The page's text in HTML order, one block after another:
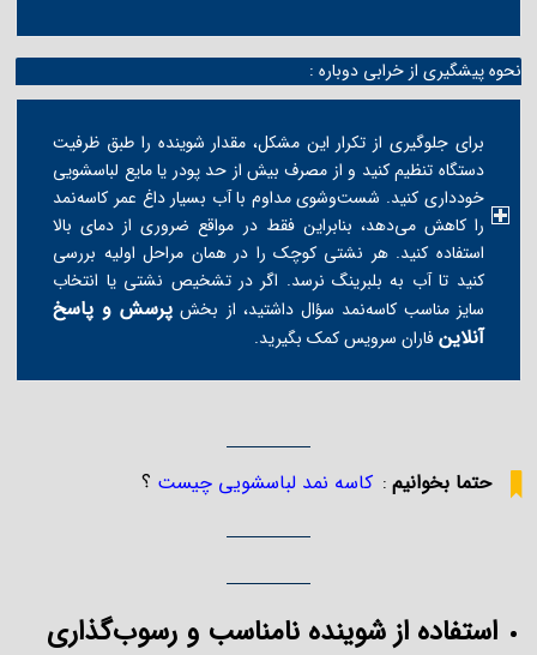
نحوه پیشگیری از خرابی دوباره :
برای جلوگیری از تکرار این مشکل، مقدار شوینده را طبق ظرفیت
دستگاه تنظیم کنید و از مصرف بیش از حد پودر یا مایع لباسشویی
خودداری کنید. شست‌وشوی مداوم با آب بسیار داغ عمر کاسه‌نمد
را کاهش می‌دهد، بنابراین فقط در مواقع ضروری از دمای بالا
استفاده کنید. هر نشتی کوچک را در همان مراحل اولیه بررسی
کنید تا آب به بلبرینگ نرسد. اگر در تشخیص نشتی یا انتخاب
سایز مناسب کاسه‌نمد سؤال داشتید، از بخش پرسش و پاسخ
آنلاینفاران سرویس کمک بگیرید.
حتما بخوانیم :کاسه نمد لباسشویی چیست ؟
استفاده از شوینده نامناسب و رسوب‌گذاری